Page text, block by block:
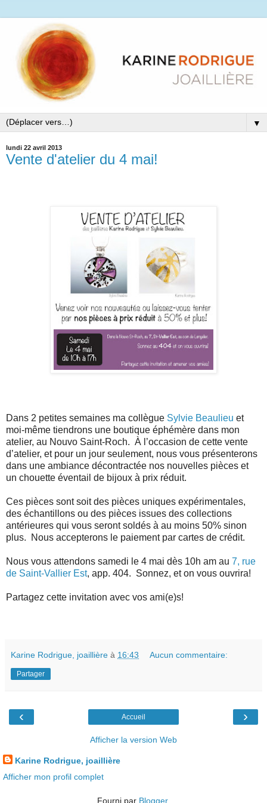
▼
lundi 22 avril 2013
Vente d'atelier du 4 mai!
Dans 2 petites semaines ma collègue Sylvie Beaulieu et
moi-même tiendrons une boutique éphémère dans mon
atelier, au Nouvo Saint-Roch. À l’occasion de cette vente
d’atelier, et pour un jour seulement, nous vous présenterons
dans une ambiance décontractée nos nouvelles pièces et
un chouette éventail de bijoux à prix réduit.
Ces pièces sont soit des pièces uniques expérimentales,
des échantillons ou des pièces issues des collections
antérieures qui vous seront soldés à au moins 50% sinon
plus. Nous accepterons le paiement par cartes de crédit.
Nous vous attendons samedi le 4 mai dès 10h am au 7, rue
de Saint-Vallier Est, app. 404. Sonnez, et on vous ouvrira!
Partagez cette invitation avec vos ami(e)s!
Karine Rodrigue, joaillière à 16:43 Aucun commentaire:
Partager
‹ ›
Accueil
Afficher la version Web
Karine Rodrigue, joaillière
Afficher mon profil complet
Fourni par Blogger.